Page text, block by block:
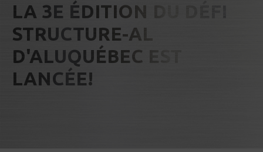
LA 3E ÉDITION DU DÉFI
STRUCTURE-AL
D'ALUQUÉBEC EST
LANCÉE!